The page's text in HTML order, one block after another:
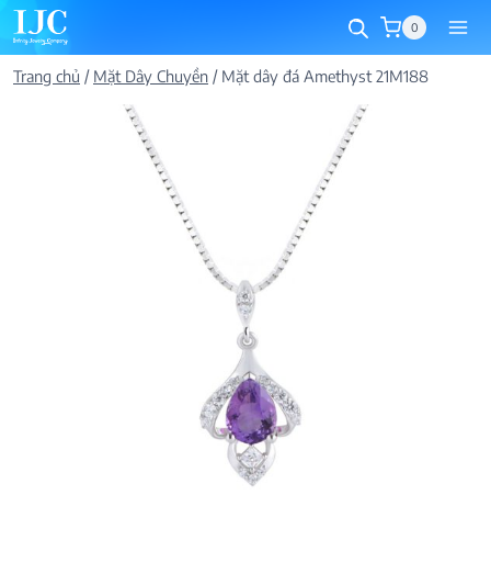
Skip
to
content
0
Trang chủ / Mặt Dây Chuyền / Mặt dây đá Amethyst 21M188